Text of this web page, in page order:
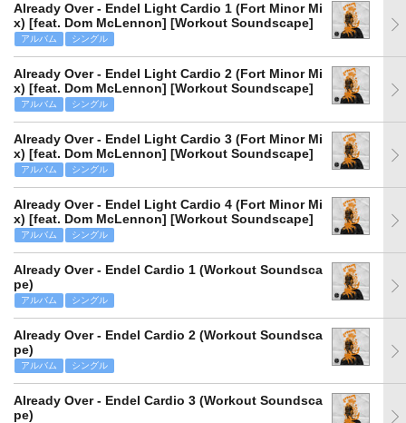
Already Over - Endel Light Cardio 1 (Fort Minor Mi
x) [feat. Dom McLennon] [Workout Soundscape]
アルバム シングル
Already Over - Endel Light Cardio 2 (Fort Minor Mi
x) [feat. Dom McLennon] [Workout Soundscape]
アルバム シングル
Already Over - Endel Light Cardio 3 (Fort Minor Mi
x) [feat. Dom McLennon] [Workout Soundscape]
アルバム シングル
Already Over - Endel Light Cardio 4 (Fort Minor Mi
x) [feat. Dom McLennon] [Workout Soundscape]
アルバム シングル
Already Over - Endel Cardio 1 (Workout Soundsca
pe)
アルバム シングル
Already Over - Endel Cardio 2 (Workout Soundsca
pe)
アルバム シングル
Already Over - Endel Cardio 3 (Workout Soundsca
pe)